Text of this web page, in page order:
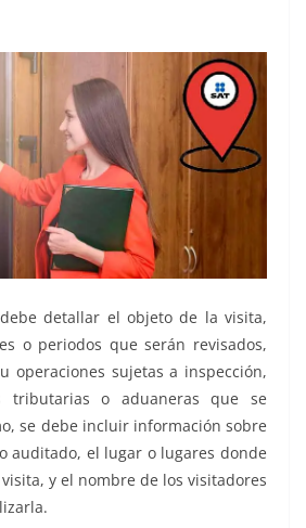
detallar el objeto de la visita,
o periodos que serán revisados,
operaciones sujetas a inspección,
tributarias o aduaneras que se
se debe incluir información sobre
auditado, el lugar o lugares donde
y el nombre de los visitadores